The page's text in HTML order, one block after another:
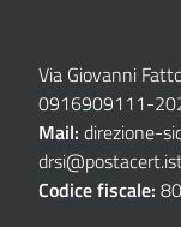
Via Giovanni
0916909111-
Mail: direzione-
Codice fiscale: